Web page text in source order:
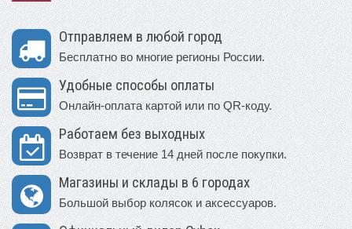
Отправляем в любой город
Бесплатно во многие регионы России.
Удобные способы оплаты
Онлайн-оплата картой или по QR-коду.
Работаем без выходных
Возврат в течение 14 дней после покупки.
Магазины и склады в 6 городах
Большой выбор колясок и аксессуаров.